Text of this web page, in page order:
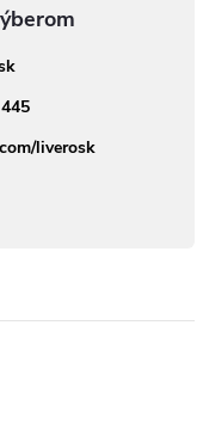
liverosk